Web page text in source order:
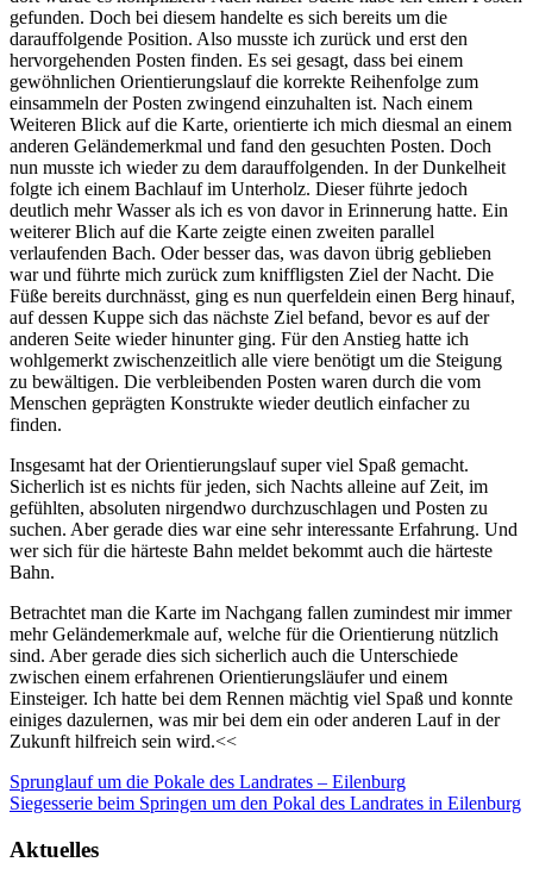
gefunden. Doch bei diesem handelte es sich bereits um die
darauffolgende Position. Also musste ich zurück und erst den
hervorgehenden Posten finden. Es sei gesagt, dass bei einem
gewöhnlichen Orientierungslauf die korrekte Reihenfolge zum
einsammeln der Posten zwingend einzuhalten ist. Nach einem
Weiteren Blick auf die Karte, orientierte ich mich diesmal an einem
anderen Geländemerkmal und fand den gesuchten Posten. Doch
nun musste ich wieder zu dem darauffolgenden. In der Dunkelheit
folgte ich einem Bachlauf im Unterholz. Dieser führte jedoch
deutlich mehr Wasser als ich es von davor in Erinnerung hatte. Ein
weiterer Blich auf die Karte zeigte einen zweiten parallel
verlaufenden Bach. Oder besser das, was davon übrig geblieben
war und führte mich zurück zum kniffligsten Ziel der Nacht. Die
Füße bereits durchnässt, ging es nun querfeldein einen Berg hinauf,
auf dessen Kuppe sich das nächste Ziel befand, bevor es auf der
anderen Seite wieder hinunter ging. Für den Anstieg hatte ich
wohlgemerkt zwischenzeitlich alle viere benötigt um die Steigung
zu bewältigen. Die verbleibenden Posten waren durch die vom
Menschen geprägten Konstrukte wieder deutlich einfacher zu
finden.
Insgesamt hat der Orientierungslauf super viel Spaß gemacht.
Sicherlich ist es nichts für jeden, sich Nachts alleine auf Zeit, im
gefühlten, absoluten nirgendwo durchzuschlagen und Posten zu
suchen. Aber gerade dies war eine sehr interessante Erfahrung. Und
wer sich für die härteste Bahn meldet bekommt auch die härteste
Bahn.
Betrachtet man die Karte im Nachgang fallen zumindest mir immer
mehr Geländemerkmale auf, welche für die Orientierung nützlich
sind. Aber gerade dies sich sicherlich auch die Unterschiede
zwischen einem erfahrenen Orientierungsläufer und einem
Einsteiger. Ich hatte bei dem Rennen mächtig viel Spaß und konnte
einiges dazulernen, was mir bei dem ein oder anderen Lauf in der
Zukunft hilfreich sein wird.<<
Beitragsnavigation
Sprunglauf um die Pokale des Landrates – Eilenburg
Siegesserie beim Springen um den Pokal des Landrates in Eilenburg
Aktuelles